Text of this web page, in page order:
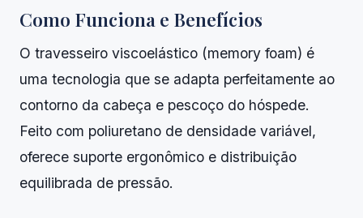
Como Funciona e Benefícios
O travesseiro viscoelástico (memory foam) é
uma tecnologia que se adapta perfeitamente ao
contorno da cabeça e pescoço do hóspede.
Feito com poliuretano de densidade variável,
oferece suporte ergonômico e distribuição
equilibrada de pressão.